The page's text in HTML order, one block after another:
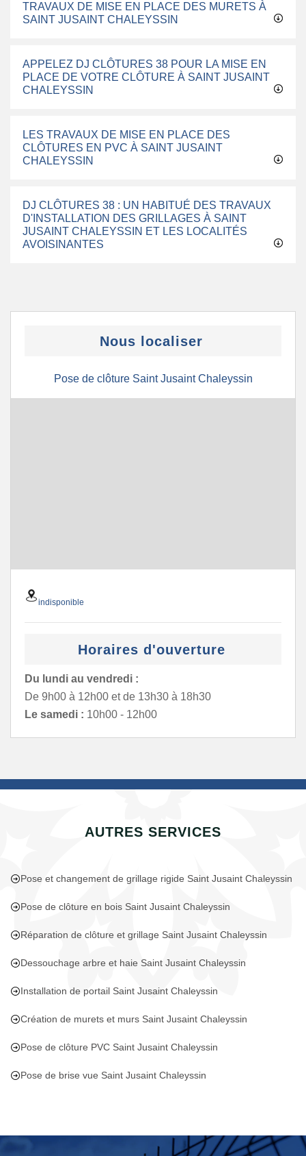
TRAVAUX DE MISE EN PLACE DES MURETS À
SAINT JUSAINT CHALEYSSIN
APPELEZ DJ CLÔTURES 38 POUR LA MISE EN
PLACE DE VOTRE CLÔTURE À SAINT JUSAINT
CHALEYSSIN
LES TRAVAUX DE MISE EN PLACE DES
CLÔTURES EN PVC À SAINT JUSAINT
CHALEYSSIN
DJ CLÔTURES 38 : UN HABITUÉ DES TRAVAUX
D'INSTALLATION DES GRILLAGES À SAINT
JUSAINT CHALEYSSIN ET LES LOCALITÉS
AVOISINANTES
Nous localiser
Pose de clôture Saint Jusaint Chaleyssin
indisponible
Horaires d'ouverture
Du lundi au vendredi :
De 9h00 à 12h00 et de 13h30 à 18h30
Le samedi : 10h00 - 12h00
AUTRES SERVICES
Pose et changement de grillage rigide Saint Jusaint Chaleyssin
Pose de clôture en bois Saint Jusaint Chaleyssin
Réparation de clôture et grillage Saint Jusaint Chaleyssin
Dessouchage arbre et haie Saint Jusaint Chaleyssin
Installation de portail Saint Jusaint Chaleyssin
Création de murets et murs Saint Jusaint Chaleyssin
Pose de clôture PVC Saint Jusaint Chaleyssin
Pose de brise vue Saint Jusaint Chaleyssin